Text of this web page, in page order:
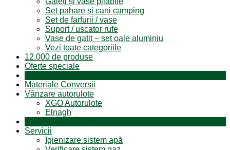
Set pahare si cani camping
Set de farfurii / vase
Suport / uscator rufe
Vase de gatit – set oale aluminiu
Vezi toate categoriile
12.000 de produse
Oferte speciale
Materiale Conversii
Vânzare autorulote
XGO Autorulote
Elnagh
Servicii
Igienizare sistem apă